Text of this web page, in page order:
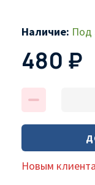
Наличие: Под
480 ₽
Новым